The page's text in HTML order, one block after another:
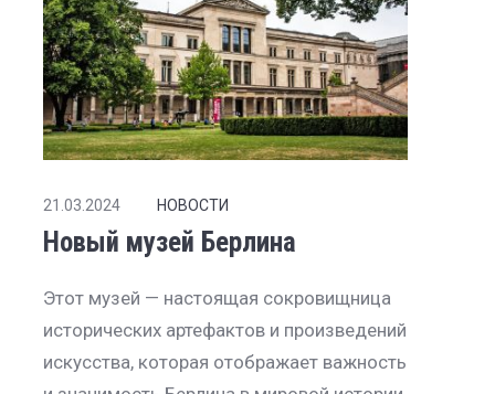
21.03.2024 НОВОСТИ
Новый музей Берлина
Этот музей — настоящая сокровищница
исторических артефактов и произведений
искусства, которая отображает важность